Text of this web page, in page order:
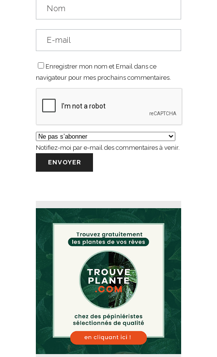
Enregistrer mon nom et Email dans ce
navigateur pour mes prochains commentaires.
Notifiez-moi par e-mail des commentaires à venir.